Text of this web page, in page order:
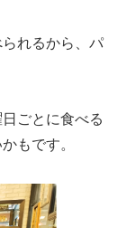
れるから、パ
ごとに食べる
もです。